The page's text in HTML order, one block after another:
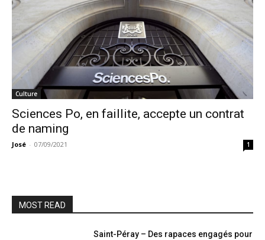
Culture
Sciences Po, en faillite, accepte un contrat
de naming
José - 07/09/2021 1
MOST READ
Saint-Péray – Des rapaces engagés pour